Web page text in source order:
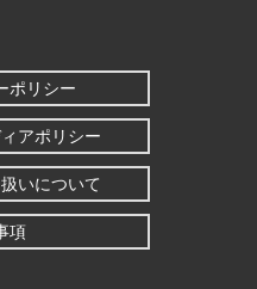
ポリシー
アポリシー
いについて
項